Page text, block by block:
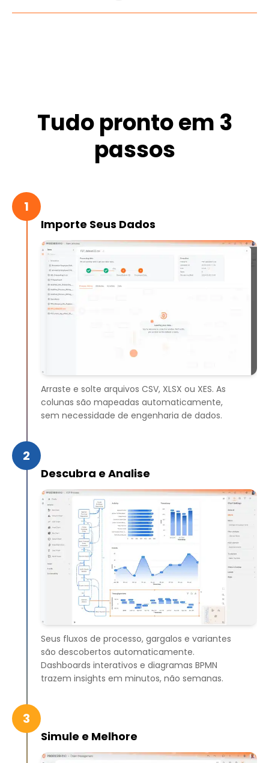
Tudo pronto em 3
passos
1
Importe Seus Dados
Arraste e solte arquivos CSV, XLSX ou XES. As
colunas são mapeadas automaticamente,
sem necessidade de engenharia de dados.
2
Descubra e Analise
Seus fluxos de processo, gargalos e variantes
são descobertos automaticamente.
Dashboards interativos e diagramas BPMN
trazem insights em minutos, não semanas.
3
Simule e Melhore